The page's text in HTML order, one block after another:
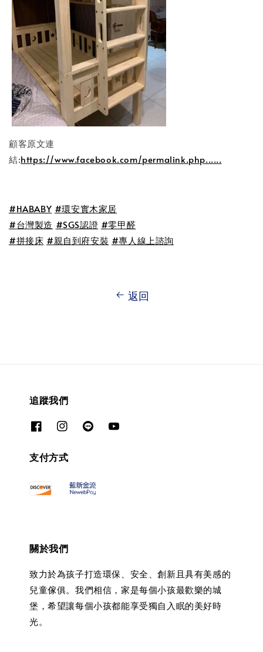
顧客原文連
結:https://www.facebook.com/permalink.php......
#HABABY #環安實木家居
#台灣製造 #SGS認證 #零甲醛
#拼接床 #親自到府安裝 #專人線上諮詢
返回
追蹤我們
支付方式
關於我們
致力於為孩子打造環保、安全、創新且具有美感的
兒童傢俱。我們相信，家是每個小孩最歡樂的城
堡，希望讓每個小孩都能享受獨自入眠的美好時
光。